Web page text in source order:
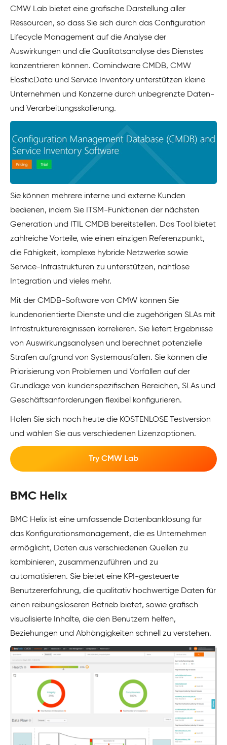
CMW Lab bietet eine grafische Darstellung aller
Ressourcen, so dass Sie sich durch das Configuration
Lifecycle Management auf die Analyse der
Auswirkungen und die Qualitätsanalyse des Dienstes
konzentrieren können. Comindware CMDB, CMW
ElasticData und Service Inventory unterstützen kleine
Unternehmen und Konzerne durch unbegrenzte Daten-
und Verarbeitungsskalierung.
Sie können mehrere interne und externe Kunden
bedienen, indem Sie ITSM-Funktionen der nächsten
Generation und ITIL CMDB bereitstellen. Das Tool bietet
zahlreiche Vorteile, wie einen einzigen Referenzpunkt,
die Fähigkeit, komplexe hybride Netzwerke sowie
Service-Infrastrukturen zu unterstützen, nahtlose
Integration und vieles mehr.
Mit der CMDB-Software von CMW können Sie
kundenorientierte Dienste und die zugehörigen SLAs mit
Infrastrukturereignissen korrelieren. Sie liefert Ergebnisse
von Auswirkungsanalysen und berechnet potenzielle
Strafen aufgrund von Systemausfällen. Sie können die
Priorisierung von Problemen und Vorfällen auf der
Grundlage von kundenspezifischen Bereichen, SLAs und
Geschäftsanforderungen flexibel konfigurieren.
Holen Sie sich noch heute die KOSTENLOSE Testversion
und wählen Sie aus verschiedenen Lizenzoptionen.
Try CMW Lab
BMC Helix
BMC Helix ist eine umfassende Datenbanklösung für
das Konfigurationsmanagement, die es Unternehmen
ermöglicht, Daten aus verschiedenen Quellen zu
kombinieren, zusammenzuführen und zu
automatisieren. Sie bietet eine KPI-gesteuerte
Benutzererfahrung, die qualitativ hochwertige Daten für
einen reibungsloseren Betrieb bietet, sowie grafisch
visualisierte Inhalte, die den Benutzern helfen,
Beziehungen und Abhängigkeiten schnell zu verstehen.